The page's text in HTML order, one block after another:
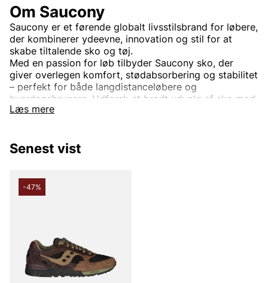
Læs mere
Om Saucony
Saucony er et førende globalt livsstilsbrand for løbere,
der kombinerer ydeevne, innovation og stil for at
skabe tiltalende sko og tøj.
Med en passion for løb tilbyder Saucony sko, der
giver overlegen komfort, stødabsorbering og stabilitet
– perfekt for både langdistanceløbere og
hverdagsbrugere. Udforsk et bredt udvalg af sko med
teknologier som PWRRUN og FORMFIT, der tilpasser
med op til 80% rabat. Giv din træningsgarderobe et
NN07
Björn Borg
Replay
Senest vist
-47%